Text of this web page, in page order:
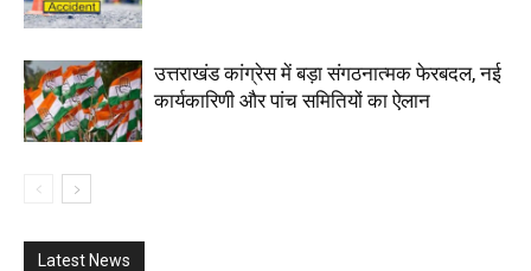
उत्तराखंड कांग्रेस में बड़ा संगठनात्मक फेरबदल, नई
कार्यकारिणी और पांच समितियों का ऐलान
Latest News